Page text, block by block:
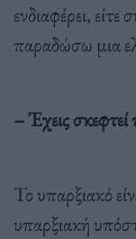
ενδιαφέρει,
παραδώσω µια
– Έχεις
Το υπαρξιακό
υπαρξιακή